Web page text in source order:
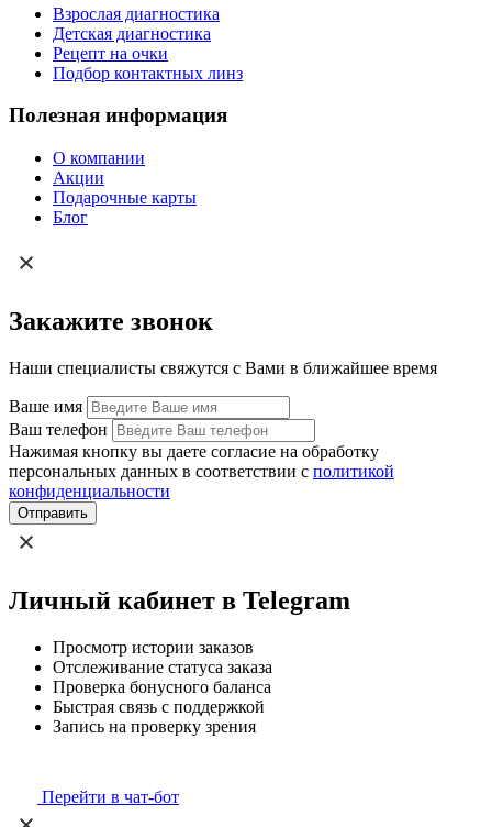
Взрослая диагностика
Детская диагностика
Рецепт на очки
Подбор контактных линз
Полезная информация
О компании
Акции
Подарочные карты
Блог
Закажите звонок
Наши специалисты свяжутся с Вами в ближайшее время
Ваше имя
Ваш телефон
Нажимая кнопку вы даете согласие на обработку
персональных данных в соответствии с политикой
конфиденциальности
Отправить
Личный кабинет в Telegram
Просмотр истории заказов
Отслеживание статуса заказа
Проверка бонусного баланса
Быстрая связь с поддержкой
Запись на проверку зрения
Перейти в чат-бот